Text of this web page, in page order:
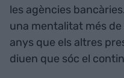
les agències
una mentalitat més
anys que els altres
diuen que sóc el